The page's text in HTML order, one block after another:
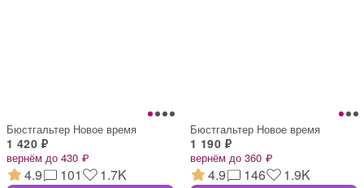
Бюстгальтер Новое время
1 420 ₽
вернём до 430 ₽
4.9 101 1.7K
Бюстгальтер Новое время
1 190 ₽
вернём до 360 ₽
4.9 146 1.9K